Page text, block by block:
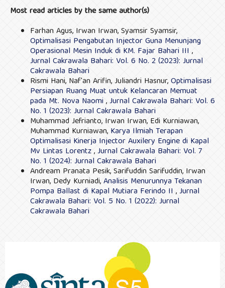
Most read articles by the same author(s)
Farhan Agus, Irwan Irwan, Syamsir Syamsir,
Optimalisasi Pengabutan Injector Guna Menunjang
Operasional Mesin Induk di KM. Fajar Bahari III ,
Jurnal Cakrawala Bahari: Vol. 6 No. 2 (2023): Jurnal
Cakrawala Bahari
Rismi Hani, Naf'an Arifin, Juliandri Hasnur,Optimalisasi
Persiapan Ruang Muat untuk Kelancaran Memuat
pada Mt. Nova Naomi,Jurnal Cakrawala Bahari: Vol. 6
No. 1 (2023): Jurnal Cakrawala Bahari
Muhammad Jefrianto, Irwan Irwan, Edi Kurniawan,
Muhammad Kurniawan, Karya Ilmiah Terapan
Optimalisasi Kinerja Injector Auxilery Engine di Kapal
Mv Lintas Lorentz,Jurnal Cakrawala Bahari: Vol. 7
No. 1 (2024): Jurnal Cakrawala Bahari
Andream Pranata Pesik, Sarifuddin Sarifuddin, Irwan
Irwan, Dedy Kurniadi,Analisis Menurunnya Tekanan
Pompa Ballast di Kapal Mutiara Ferindo II ,Jurnal
Cakrawala Bahari: Vol. 5 No. 1 (2022): Jurnal
Cakrawala Bahari